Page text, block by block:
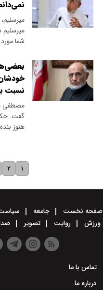
میرسلیم
شما
نسبت
مصطفی
گفت:
هنوز
۱ ۲
صفحه نخست جامعه
ورزش
روایت تصویر
تماس با ما
درباره ما